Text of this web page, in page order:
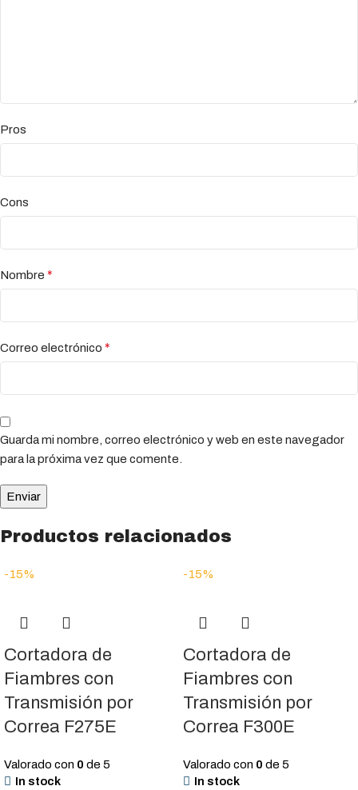
Pros
Cons
Nombre *
Correo electrónico *
Guarda mi nombre, correo electrónico y web en este navegador
para la próxima vez que comente.
Productos relacionados
-15%
Cortadora de
Fiambres con
Transmisión por
Correa F275E
Valorado con 0 de 5
In stock
-15%
Cortadora de
Fiambres con
Transmisión por
Correa F300E
Valorado con 0 de 5
In stock